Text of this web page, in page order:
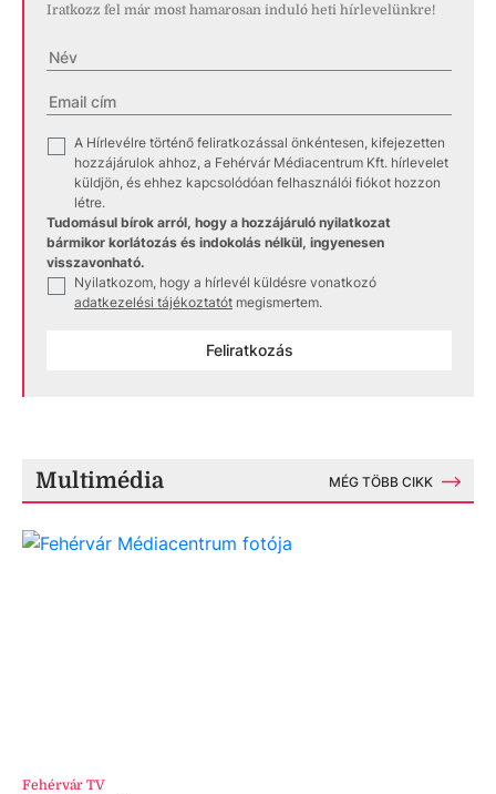
Iratkozz fel már most hamarosan induló heti hírlevelünkre!
A Hírlevélre történő feliratkozással önkéntesen, kifejezetten
hozzájárulok ahhoz, a Fehérvár Médiacentrum Kft. hírlevelet
küldjön, és ehhez kapcsolódóan felhasználói fiókot hozzon
létre.
Tudomásul bírok arról, hogy a hozzájáruló nyilatkozat
bármikor korlátozás és indokolás nélkül, ingyenesen
visszavonható.
Nyilatkozom, hogy a hírlevél küldésre vonatkozó
adatkezelési tájékoztatót megismertem.
Feliratkozás
Multimédia MÉG TÖBB CIKK
Fehérvár TV